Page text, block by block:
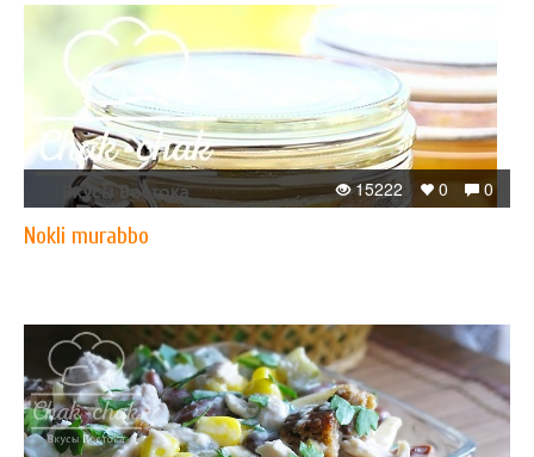
0
0
15222
Nokli murabbo